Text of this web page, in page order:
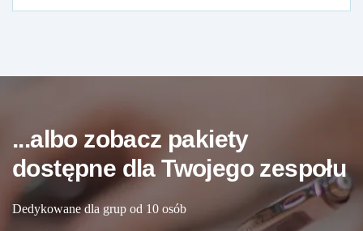
...albo zobacz pakiety
dostępne dla Twojego zespołu
Dedykowane dla grup od 10 osób